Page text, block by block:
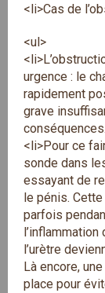
<li>Cas de
<ul>
urgence : le
rapidement
grave
<li>Pour ce
sonde dans
essayant de
le pénis.
parfois
l’urètre
Là encore,
place pour